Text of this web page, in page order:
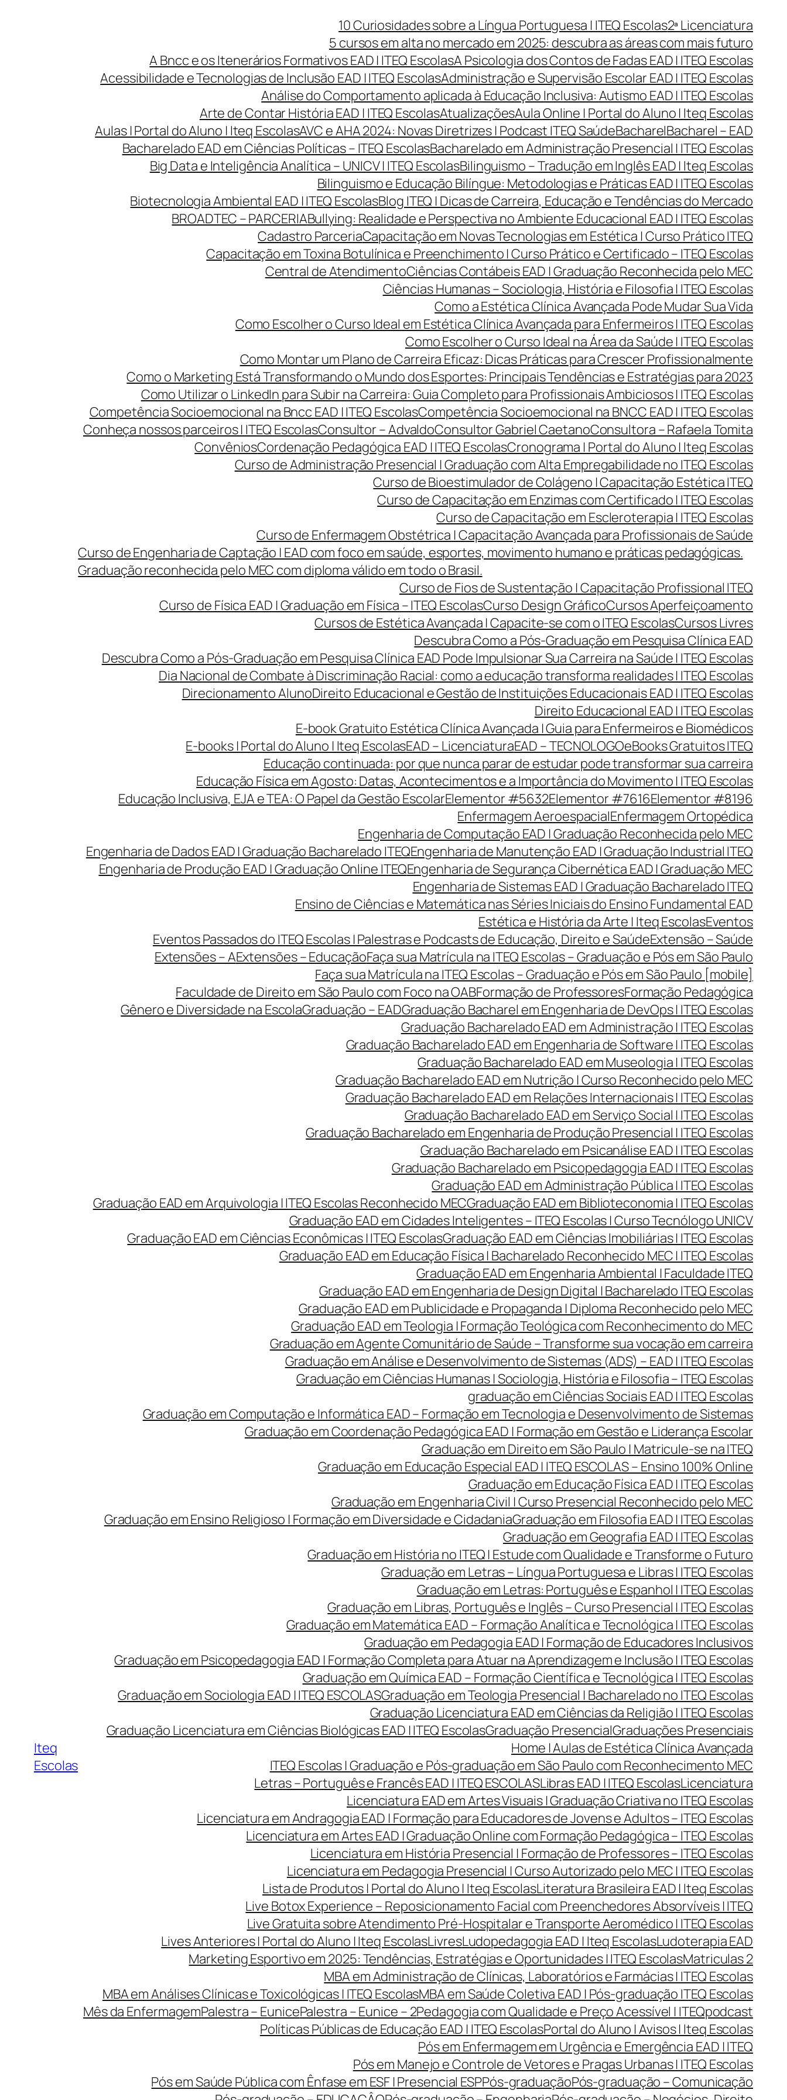
Iteq
Escolas
10 Curiosidades sobre a Língua Portuguesa | ITEQ Escolas2ª Licenciatura
5 cursos em alta no mercado em 2025: descubra as áreas com mais futuro
A Bncc e os Itenerários Formativos EAD | ITEQ EscolasA Psicologia dos Contos de Fadas EAD | ITEQ Escolas
Acessibilidade e Tecnologias de Inclusão EAD | ITEQ EscolasAdministração e Supervisão Escolar EAD | ITEQ Escolas
Análise do Comportamento aplicada à Educação Inclusiva: Autismo EAD | ITEQ Escolas
Arte de Contar História EAD | ITEQ EscolasAtualizaçõesAula Online | Portal do Aluno | Iteq Escolas
Aulas | Portal do Aluno | Iteq EscolasAVC e AHA 2024: Novas Diretrizes | Podcast ITEQ SaúdeBacharelBacharel – EAD
Bacharelado EAD em Ciências Políticas – ITEQ EscolasBacharelado em Administração Presencial | ITEQ Escolas
Big Data e Inteligência Analítica – UNICV | ITEQ EscolasBilinguismo – Tradução em Inglês EAD | Iteq Escolas
Bilinguismo e Educação Bilíngue: Metodologias e Práticas EAD | ITEQ Escolas
Biotecnologia Ambiental EAD | ITEQ EscolasBlog ITEQ | Dicas de Carreira, Educação e Tendências do Mercado
BROADTEC – PARCERIABullying: Realidade e Perspectiva no Ambiente Educacional EAD | ITEQ Escolas
Cadastro ParceriaCapacitação em Novas Tecnologias em Estética | Curso Prático ITEQ
Capacitação em Toxina Botulínica e Preenchimento | Curso Prático e Certificado – ITEQ Escolas
Central de AtendimentoCiências Contábeis EAD | Graduação Reconhecida pelo MEC
Ciências Humanas – Sociologia, História e Filosofia | ITEQ Escolas
Como a Estética Clínica Avançada Pode Mudar Sua Vida
Como Escolher o Curso Ideal em Estética Clínica Avançada para Enfermeiros | ITEQ Escolas
Como Escolher o Curso Ideal na Área da Saúde | ITEQ Escolas
Como Montar um Plano de Carreira Eficaz: Dicas Práticas para Crescer Profissionalmente
Como o Marketing Está Transformando o Mundo dos Esportes: Principais Tendências e Estratégias para 2023
Como Utilizar o LinkedIn para Subir na Carreira: Guia Completo para Profissionais Ambiciosos | ITEQ Escolas
Competência Socioemocional na Bncc EAD | ITEQ EscolasCompetência Socioemocional na BNCC EAD | ITEQ Escolas
Conheça nossos parceiros | ITEQ EscolasConsultor – AdvaldoConsultor Gabriel CaetanoConsultora – Rafaela Tomita
ConvêniosCordenação Pedagógica EAD | ITEQ EscolasCronograma | Portal do Aluno | Iteq Escolas
Curso de Administração Presencial | Graduação com Alta Empregabilidade no ITEQ Escolas
Curso de Bioestimulador de Colágeno | Capacitação Estética ITEQ
Curso de Capacitação em Enzimas com Certificado | ITEQ Escolas
Curso de Capacitação em Escleroterapia | ITEQ Escolas
Curso de Enfermagem Obstétrica | Capacitação Avançada para Profissionais de Saúde
Curso de Engenharia de Captação | EAD com foco em saúde, esportes, movimento humano e práticas pedagógicas.
Graduação reconhecida pelo MEC com diploma válido em todo o Brasil.
Curso de Fios de Sustentação | Capacitação Profissional ITEQ
Curso de Física EAD | Graduação em Física – ITEQ EscolasCurso Design GráficoCursos Aperfeiçoamento
Cursos de Estética Avançada | Capacite-se com o ITEQ EscolasCursos Livres
Descubra Como a Pós-Graduação em Pesquisa Clínica EAD
Descubra Como a Pós-Graduação em Pesquisa Clínica EAD Pode Impulsionar Sua Carreira na Saúde | ITEQ Escolas
Dia Nacional de Combate à Discriminação Racial: como a educação transforma realidades | ITEQ Escolas
Direcionamento AlunoDireito Educacional e Gestão de Instituições Educacionais EAD | ITEQ Escolas
Direito Educacional EAD | ITEQ Escolas
E-book Gratuito Estética Clínica Avançada | Guia para Enfermeiros e Biomédicos
E-books | Portal do Aluno | Iteq EscolasEAD – LicenciaturaEAD – TECNOLOGOeBooks Gratuitos ITEQ
Educação continuada: por que nunca parar de estudar pode transformar sua carreira
Educação Física em Agosto: Datas, Acontecimentos e a Importância do Movimento | ITEQ Escolas
Educação Inclusiva, EJA e TEA: O Papel da Gestão EscolarElementor #5632Elementor #7616Elementor #8196
Enfermagem AeroespacialEnfermagem Ortopédica
Engenharia de Computação EAD | Graduação Reconhecida pelo MEC
Engenharia de Dados EAD | Graduação Bacharelado ITEQEngenharia de Manutenção EAD | Graduação Industrial ITEQ
Engenharia de Produção EAD | Graduação Online ITEQEngenharia de Segurança Cibernética EAD | Graduação MEC
Engenharia de Sistemas EAD | Graduação Bacharelado ITEQ
Ensino de Ciências e Matemática nas Séries Iniciais do Ensino Fundamental EAD
Estética e História da Arte | Iteq EscolasEventos
Eventos Passados do ITEQ Escolas | Palestras e Podcasts de Educação, Direito e SaúdeExtensão – Saúde
Extensões – AExtensões – EducaçãoFaça sua Matrícula na ITEQ Escolas – Graduação e Pós em São Paulo
Faça sua Matrícula na ITEQ Escolas – Graduação e Pós em São Paulo [mobile]
Faculdade de Direito em São Paulo com Foco na OABFormação de ProfessoresFormação Pedagógica
Gênero e Diversidade na EscolaGraduação – EADGraduação Bacharel em Engenharia de DevOps | ITEQ Escolas
Graduação Bacharelado EAD em Administração | ITEQ Escolas
Graduação Bacharelado EAD em Engenharia de Software | ITEQ Escolas
Graduação Bacharelado EAD em Museologia | ITEQ Escolas
Graduação Bacharelado EAD em Nutrição | Curso Reconhecido pelo MEC
Graduação Bacharelado EAD em Relações Internacionais | ITEQ Escolas
Graduação Bacharelado EAD em Serviço Social | ITEQ Escolas
Graduação Bacharelado em Engenharia de Produção Presencial | ITEQ Escolas
Graduação Bacharelado em Psicanálise EAD | ITEQ Escolas
Graduação Bacharelado em Psicopedagogia EAD | ITEQ Escolas
Graduação EAD em Administração Pública | ITEQ Escolas
Graduação EAD em Arquivologia | ITEQ Escolas Reconhecido MECGraduação EAD em Biblioteconomia | ITEQ Escolas
Graduação EAD em Cidades Inteligentes – ITEQ Escolas | Curso Tecnólogo UNICV
Graduação EAD em Ciências Econômicas | ITEQ EscolasGraduação EAD em Ciências Imobiliárias | ITEQ Escolas
Graduação EAD em Educação Física | Bacharelado Reconhecido MEC | ITEQ Escolas
Graduação EAD em Engenharia Ambiental | Faculdade ITEQ
Graduação EAD em Engenharia de Design Digital | Bacharelado ITEQ Escolas
Graduação EAD em Publicidade e Propaganda | Diploma Reconhecido pelo MEC
Graduação EAD em Teologia | Formação Teológica com Reconhecimento do MEC
Graduação em Agente Comunitário de Saúde – Transforme sua vocação em carreira
Graduação em Análise e Desenvolvimento de Sistemas (ADS) – EAD | ITEQ Escolas
Graduação em Ciências Humanas | Sociologia, História e Filosofia – ITEQ Escolas
graduação em Ciências Sociais EAD | ITEQ Escolas
Graduação em Computação e Informática EAD – Formação em Tecnologia e Desenvolvimento de Sistemas
Graduação em Coordenação Pedagógica EAD | Formação em Gestão e Liderança Escolar
Graduação em Direito em São Paulo | Matricule-se na ITEQ
Graduação em Educação Especial EAD | ITEQ ESCOLAS – Ensino 100% Online
Graduação em Educação Física EAD | ITEQ Escolas
Graduação em Engenharia Civil | Curso Presencial Reconhecido pelo MEC
Graduação em Ensino Religioso | Formação em Diversidade e CidadaniaGraduação em Filosofia EAD | ITEQ Escolas
Graduação em Geografia EAD | ITEQ Escolas
Graduação em História no ITEQ | Estude com Qualidade e Transforme o Futuro
Graduação em Letras – Língua Portuguesa e Libras | ITEQ Escolas
Graduação em Letras: Português e Espanhol | ITEQ Escolas
Graduação em Libras, Português e Inglês – Curso Presencial | ITEQ Escolas
Graduação em Matemática EAD – Formação Analítica e Tecnológica | ITEQ Escolas
Graduação em Pedagogia EAD | Formação de Educadores Inclusivos
Graduação em Psicopedagogia EAD | Formação Completa para Atuar na Aprendizagem e Inclusão | ITEQ Escolas
Graduação em Química EAD – Formação Científica e Tecnológica | ITEQ Escolas
Graduação em Sociologia EAD | ITEQ ESCOLASGraduação em Teologia Presencial | Bacharelado no ITEQ Escolas
Graduação Licenciatura EAD em Ciências da Religião | ITEQ Escolas
Graduação Licenciatura em Ciências Biológicas EAD | ITEQ EscolasGraduação PresencialGraduações Presenciais
Home | Aulas de Estética Clínica Avançada
ITEQ Escolas | Graduação e Pós-graduação em São Paulo com Reconhecimento MEC
Letras – Português e Francês EAD | ITEQ ESCOLASLibras EAD | ITEQ EscolasLicenciatura
Licenciatura EAD em Artes Visuais | Graduação Criativa no ITEQ Escolas
Licenciatura em Andragogia EAD | Formação para Educadores de Jovens e Adultos – ITEQ Escolas
Licenciatura em Artes EAD | Graduação Online com Formação Pedagógica – ITEQ Escolas
Licenciatura em História Presencial | Formação de Professores – ITEQ Escolas
Licenciatura em Pedagogia Presencial | Curso Autorizado pelo MEC | ITEQ Escolas
Lista de Produtos | Portal do Aluno | Iteq EscolasLiteratura Brasileira EAD | Iteq Escolas
Live Botox Experience – Reposicionamento Facial com Preenchedores Absorvíveis | ITEQ
Live Gratuita sobre Atendimento Pré-Hospitalar e Transporte Aeromédico | ITEQ Escolas
Lives Anteriores | Portal do Aluno | Iteq EscolasLivresLudopedagogia EAD | Iteq EscolasLudoterapia EAD
Marketing Esportivo em 2025: Tendências, Estratégias e Oportunidades | ITEQ EscolasMatriculas 2
MBA em Administração de Clínicas, Laboratórios e Farmácias | ITEQ Escolas
MBA em Análises Clínicas e Toxicológicas | ITEQ EscolasMBA em Saúde Coletiva EAD | Pós-graduação ITEQ Escolas
Mês da EnfermagemPalestra – EunicePalestra – Eunice – 2Pedagogia com Qualidade e Preço Acessível | ITEQpodcast
Políticas Públicas de Educação EAD | ITEQ EscolasPortal do Aluno | Avisos | Iteq Escolas
Pós em Enfermagem em Urgência e Emergência EAD | ITEQ
Pós em Manejo e Controle de Vetores e Pragas Urbanas | ITEQ Escolas
Pós em Saúde Pública com Ênfase em ESF | Presencial ESPPós-graduaçãoPós-graduação – Comunicação